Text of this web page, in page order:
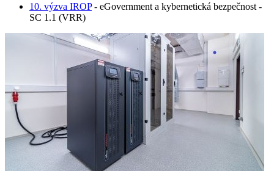
10. výzva IROP- eGovernment a kybernetická bezpečnost -
SC 1.1 (VRR)